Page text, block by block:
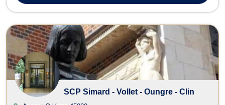
SCP Simard - Vollet - Oungre - Clin